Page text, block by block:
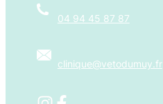
04 94 45 87 87
clinique@vetodumuy.fr